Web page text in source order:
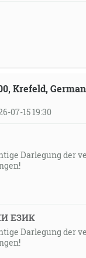
Krefeld,
07-15 19:30
Darlegung der
ЕЗИК
Darlegung der